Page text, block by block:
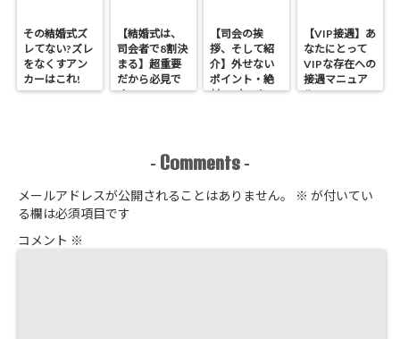
その結婚式ズ
レてない?ズレ
をなくすアン
カーはこれ!
【結婚式は、
司会者で8割決
まる】超重要
だから必見で
す
【司会の挨
拶、そして紹
介】外せない
ポイント・絶
対NGなこと
【VIP接遇】あ
なたにとって
VIPな存在への
接遇マニュア
ル
- Comments -
メールアドレスが公開されることはありません。 ※ が付いてい
る欄は必須項目です
コメント ※